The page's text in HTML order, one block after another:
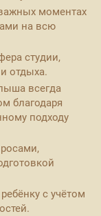
моментах
на всю
студии,
отдыха.
всегда
благодаря
подходу
с учётом